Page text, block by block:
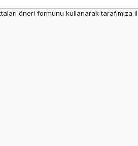
öneri formunu kullanarak tarafımıza